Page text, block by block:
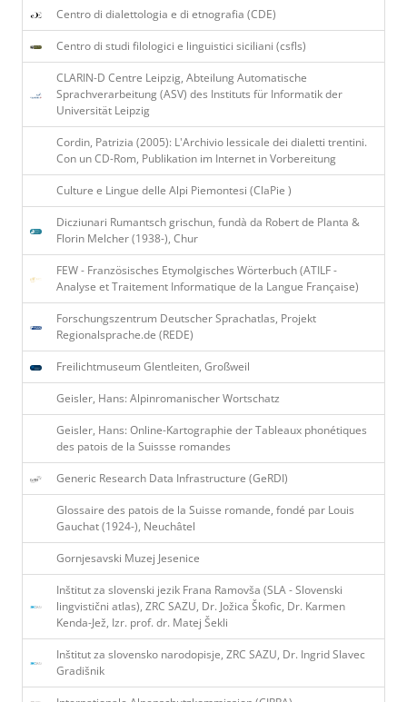
Centro di dialettologia e di etnografia (CDE)
Centro di studi filologici e linguistici siciliani (csfls)
CLARIN-D Centre Leipzig, Abteilung Automatische
Sprachverarbeitung (ASV) des Instituts für Informatik der
Universität Leipzig
Cordin, Patrizia (2005): L'Archivio lessicale dei dialetti trentini.
Con un CD-Rom, Publikation im Internet in Vorbereitung
Culture e Lingue delle Alpi Piemontesi (ClaPie )
Dicziunari Rumantsch grischun, fundà da Robert de Planta &
Florin Melcher (1938-), Chur
FEW - Französisches Etymolgisches Wörterbuch (ATILF -
Analyse et Traitement Informatique de la Langue Franҫaise)
Forschungszentrum Deutscher Sprachatlas, Projekt
Regionalsprache.de (REDE)
Freilichtmuseum Glentleiten, Großweil
Geisler, Hans: Alpinromanischer Wortschatz
Geisler, Hans: Online-Kartographie der Tableaux phonétiques
des patois de la Suissse romandes
Generic Research Data Infrastructure (GeRDI)
Glossaire des patois de la Suisse romande, fondé par Louis
Gauchat (1924-), Neuchâtel
Gornjesavski Muzej Jesenice
Inštitut za slovenski jezik Frana Ramovša (SLA - Slovenski
lingvistični atlas), ZRC SAZU, Dr. Jožica Škofic, Dr. Karmen
Kenda-Jež, Izr. prof. dr. Matej Šekli
Inštitut za slovensko narodopisje, ZRC SAZU, Dr. Ingrid Slavec
Gradišnik